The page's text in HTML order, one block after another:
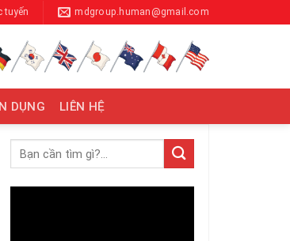
tuyến mdgroup.human@gmail.com
DỤNG LIÊN HỆ